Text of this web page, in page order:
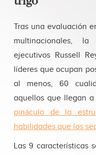
Tras una evaluación
multinacionales,
ejecutivos Russell
líderes que ocupan
al menos, 60
aquellos que llegan a
pináculo de la
habilidades que los
Las 9 características